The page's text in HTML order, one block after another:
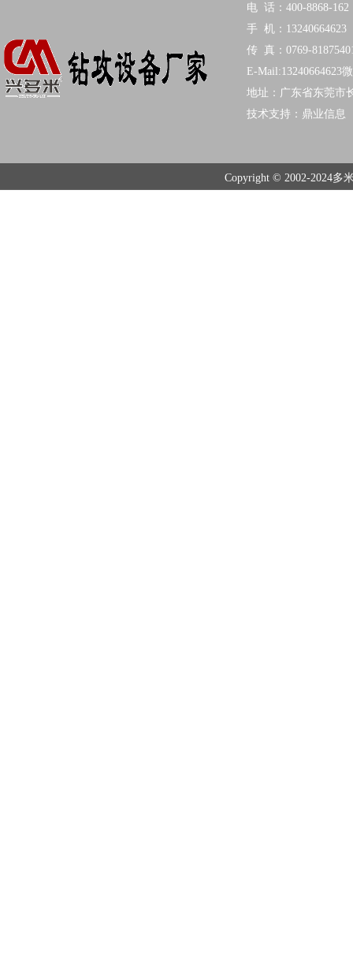
电 话：400-8868-162
手 机：13240664623
传 真：0769-
E-Mail:13240664623
地址：广东省东莞市
技术支持： 鼎业信息
Copyright © 2002-2024多